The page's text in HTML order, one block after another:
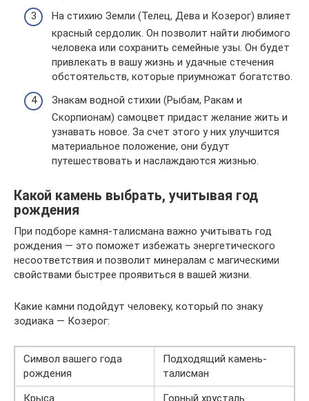
На стихию Земли (Телец, Дева и Козерог) влияет
красный сердолик. Он позволит найти любимого
человека или сохранить семейные узы. Он будет
привлекать в вашу жизнь и удачные стечения
обстоятельств, которые приумножат богатство.
Знакам водной стихии (Рыбам, Ракам и
Скорпионам) самоцвет придаст желание жить и
узнавать новое. За счет этого у них улучшится
материальное положение, они будут
путешествовать и наслаждаются жизнью.
Какой камень выбрать, учитывая год
рождения
При подборе камня-талисмана важно учитывать год
рождения — это поможет избежать энергетического
несоответствия и позволит минералам с магическими
свойствами быстрее проявиться в вашей жизни.
Какие камни подойдут человеку, который по знаку
зодиака — Козерог:
Символ вашего года
рождения
Подходящий камень-
талисман
Крыса
Горный хрусталь